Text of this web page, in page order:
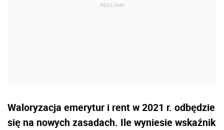
Waloryzacja emerytur i rent w 2021 r. odbędzie
się na nowych zasadach. Ile wyniesie wskaźnik